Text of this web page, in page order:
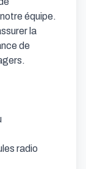
équipe.
la
de
radio